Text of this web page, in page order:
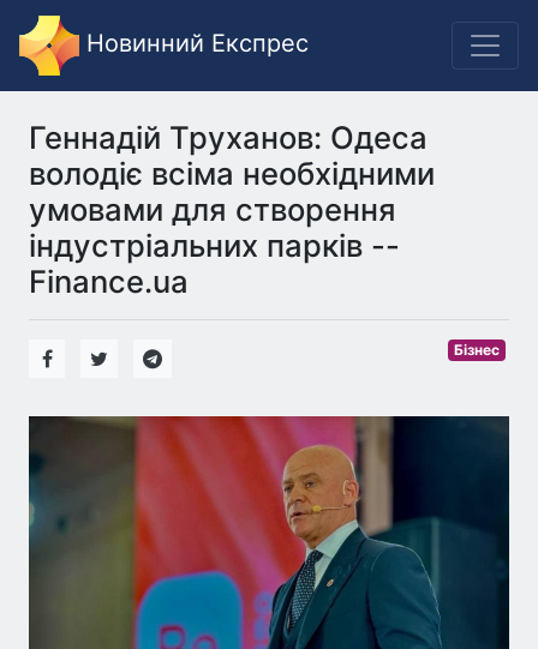
Новинний Експрес
Геннадій Труханов: Одеса
володіє всіма необхідними
умовами для створення
індустріальних парків --
Finance.ua
Бізнес